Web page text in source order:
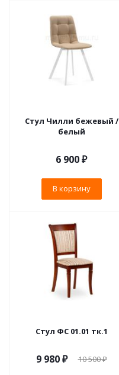
Стул Чилли бежевый /
белый
6 900₽
В корзину
Стул ФС 01.01 тк.1
9 980 ₽ 10 500 ₽